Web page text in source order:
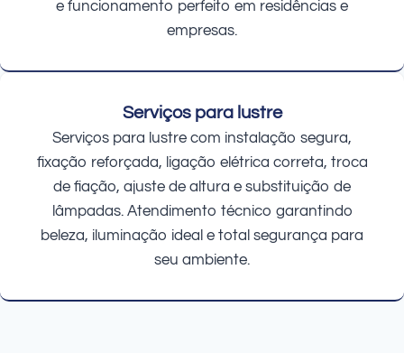
e funcionamento perfeito em residências e
empresas.
Serviços para lustre
Serviços para lustre com instalação segura,
fixação reforçada, ligação elétrica correta, troca
de fiação, ajuste de altura e substituição de
lâmpadas. Atendimento técnico garantindo
beleza, iluminação ideal e total segurança para
seu ambiente.